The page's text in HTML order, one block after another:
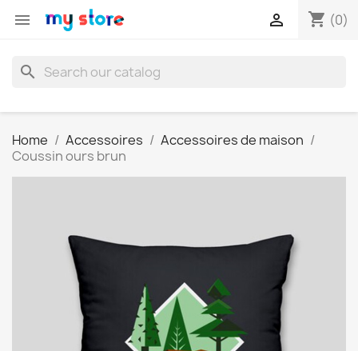
 shopping_cart (0)

search
Home Accessoires
Accessoires de maison
Coussin ours brun